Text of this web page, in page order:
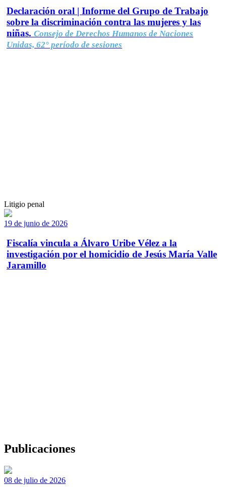
Declaración oral | Informe del Grupo de Trabajo
sobre la discriminación contra las mujeres y las
niñas. Consejo de Derechos Humanos de Naciones
Unidas, 62° período de sesiones
Litigio penal
19 de junio de 2026
Fiscalía vincula a Álvaro Uribe Vélez a la
investigación por el homicidio de Jesús María Valle
Jaramillo
Publicaciones
08 de julio de 2026